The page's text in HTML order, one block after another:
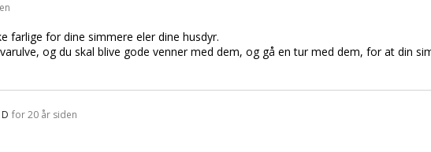
farlige for dine simmere eler dine husdyr.
og du skal blive gode venner med dem, og gå en tur med dem, for at din
for 20 år siden